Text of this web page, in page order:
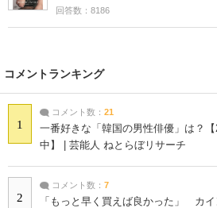
回答数：8186
コメントランキング
1
コメント数： 21
一番好きな「韓国の男性俳優」は？
中】 | 芸能人 ねとらぼリサーチ
2
コメント数： 7
「もっと早く買えば良かった」 カイ